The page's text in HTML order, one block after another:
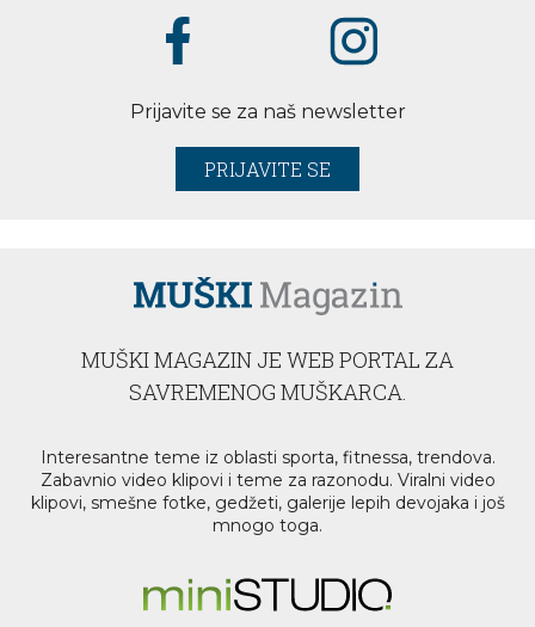
Prijavite se za naš newsletter
PRIJAVITE SE
MUŠKI MAGAZIN JE WEB PORTAL ZA
SAVREMENOG MUŠKARCA.
Interesantne teme iz oblasti sporta, fitnessa, trendova.
Zabavnio video klipovi i teme za razonodu. Viralni video
klipovi, smešne fotke, gedžeti, galerije lepih devojaka i još
mnogo toga.